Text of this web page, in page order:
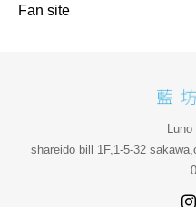
Fan site
shareido bill 1F,1-5-32